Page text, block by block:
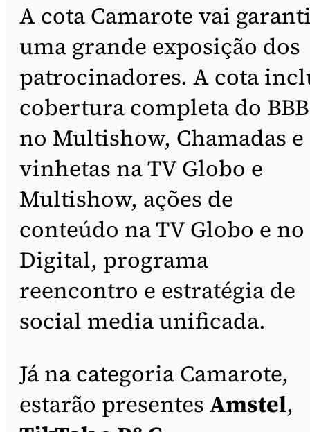
A cota Camarote vai
uma grande exposição dos
patrocinadores. A cota
cobertura completa do BBB
no Multishow, Chamadas e
vinhetas na TV Globo e
Multishow, ações de
conteúdo na TV Globo e no
Digital, programa
reencontro e estratégia de
social media unificada.
Já na categoria Camarote,
estarão presentes Amstel,